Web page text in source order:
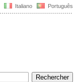
Italiano Português